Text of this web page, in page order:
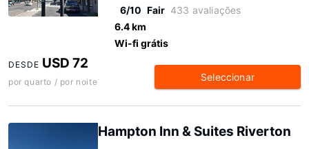
6/10 Fair 433 avaliações
6.4 km
Wi-fi grátis
DESDE USD 72
por quarto / por noite Seleccionar
Hampton Inn & Suites Riverton